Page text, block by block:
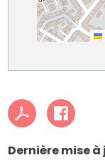
Dernière mise à